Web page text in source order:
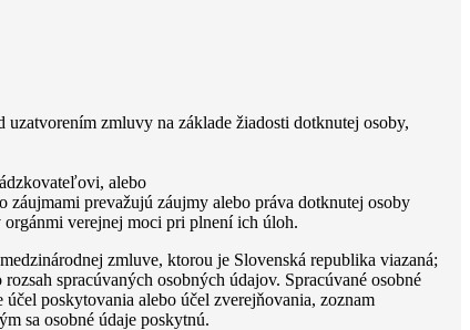
zmluvy na základe žiadosti dotknutej osoby,
alebo
prevažujú záujmy alebo práva dotknutej osoby
verejnej moci pri plnení ich úloh.
zmluve, ktorou je Slovenská republika viazaná;
spracúvaných osobných údajov. Spracúvané osobné
poskytovania alebo účel zverejňovania, zoznam
sa osobné údaje poskytnú.